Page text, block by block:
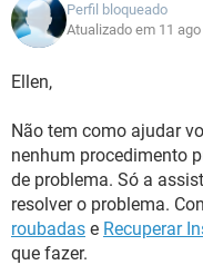
Perfil bloqueado
Atualizado em 11
Ellen,
Não tem como ajudar
nenhum procedimento
de problema. Só a
resolver o problema.
roubadas e Recuperar
que fazer.